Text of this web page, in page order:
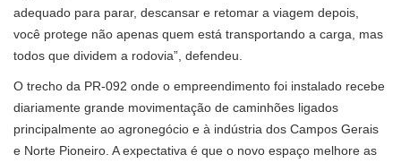
adequado para parar, descansar e retomar a viagem depois,
você protege não apenas quem está transportando a carga, mas
todos que dividem a rodovia”, defendeu.
O trecho da PR-092 onde o empreendimento foi instalado recebe
diariamente grande movimentação de caminhões ligados
principalmente ao agronegócio e à indústria dos Campos Gerais
e Norte Pioneiro. A expectativa é que o novo espaço melhore as